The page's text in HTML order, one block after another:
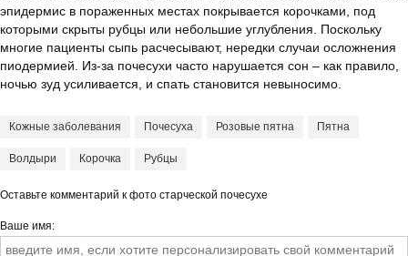
эпидермис в пораженных местах покрывается корочками, под
которыми скрыты рубцы или небольшие углубления. Поскольку
многие пациенты сыпь расчесывают, нередки случаи осложнения
пиодермией. Из-за почесухи часто нарушается сон – как правило,
ночью зуд усиливается, и спать становится невыносимо.
Кожные заболевания Почесуха Розовые пятна Пятна
Волдыри Корочка Рубцы
Оставьте комментарий к фото старческой почесухе
Ваше имя